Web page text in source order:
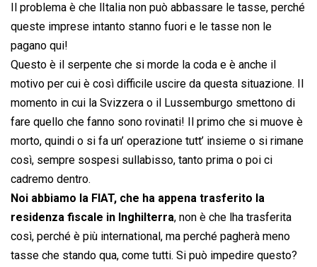
Il problema è che lItalia non può abbassare le tasse, perché
queste imprese intanto stanno fuori e le tasse non le
pagano qui!
Questo è il serpente che si morde la coda e è anche il
motivo per cui è così difficile uscire da questa situazione. Il
momento in cui la Svizzera o il Lussemburgo smettono di
fare quello che fanno sono rovinati! Il primo che si muove è
morto, quindi o si fa un’ operazione tutt’ insieme o si rimane
così, sempre sospesi sullabisso, tanto prima o poi ci
cadremo dentro.
Noi abbiamo la FIAT, che ha appena trasferito la
residenza fiscale in Inghilterra, non è che lha trasferita
così, perché è più international, ma perché pagherà meno
tasse che stando qua, come tutti. Si può impedire questo?